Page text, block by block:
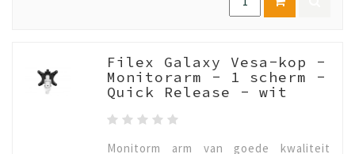
Filex Galaxy Vesa-kop -
Monitorarm - 1 scherm -
Quick Release - wit
Monitorm arm van goede kwaliteit